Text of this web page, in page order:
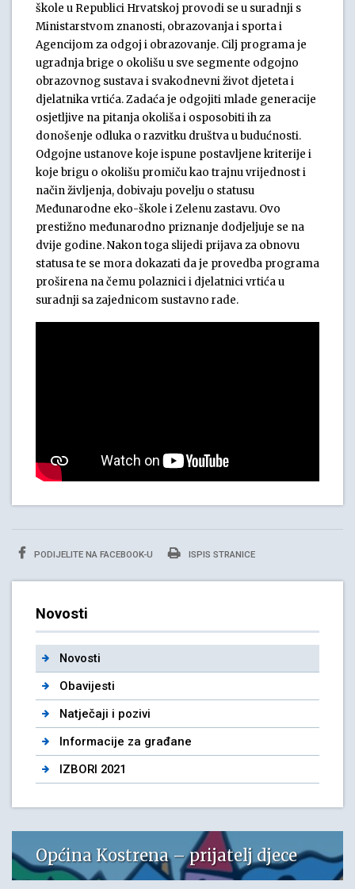
škole u Republici Hrvatskoj provodi se u suradnji s
Ministarstvom znanosti, obrazovanja i sporta i
Agencijom za odgoj i obrazovanje. Cilj programa je
ugradnja brige o okolišu u sve segmente odgojno
obrazovnog sustava i svakodnevni život djeteta i
djelatnika vrtića. Zadaća je odgojiti mlade generacije
osjetljive na pitanja okoliša i osposobiti ih za
donošenje odluka o razvitku društva u budućnosti.
Odgojne ustanove koje ispune postavljene kriterije i
koje brigu o okolišu promiču kao trajnu vrijednost i
način življenja, dobivaju povelju o statusu
Međunarodne eko-škole i Zelenu zastavu. Ovo
prestižno međunarodno priznanje dodjeljuje se na
dvije godine. Nakon toga slijedi prijava za obnovu
statusa te se mora dokazati da je provedba programa
proširena na čemu polaznici i djelatnici vrtića u
suradnji sa zajednicom sustavno rade.
PODIJELITE NA FACEBOOK-U ISPIS STRANICE
Novosti
Novosti
Obavijesti
Natječaji i pozivi
Informacije za građane
IZBORI 2021
Općina Kostrena – prijatelj djece